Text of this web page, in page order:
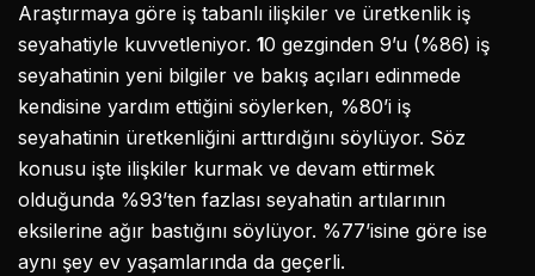
Araştırmaya göre iş tabanlı ilişkiler ve üretkenlik iş
seyahatiyle kuvvetleniyor. 10 gezginden 9’u (%86) iş
seyahatinin yeni bilgiler ve bakış açıları edinmede
kendisine yardım ettiğini söylerken, %80’i iş
seyahatinin üretkenliğini arttırdığını söylüyor. Söz
konusu işte ilişkiler kurmak ve devam ettirmek
olduğunda %93’ten fazlası seyahatin artılarının
eksilerine ağır bastığını söylüyor. %77’isine göre ise
aynı şey ev yaşamlarında da geçerli.